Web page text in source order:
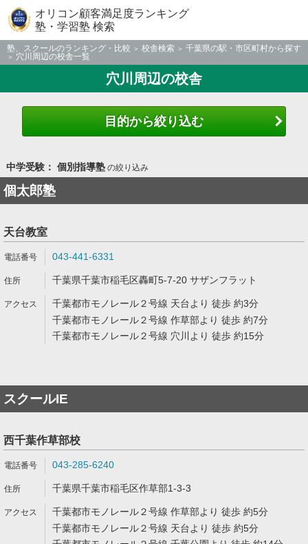
オリコン顧客満足度ランキング
塾・学習塾 検索
塾、スクールのランキング・比較 校舎検索
千葉県の駅・市区町村から探す
穴川周辺の校舎一覧
穴川周辺の校舎
目的から絞り込む
中学受験： 個別指導塾の絞り込み
個太郎塾
天台教室
043-441-6331
千葉県千葉市稲毛区轟町5-7-20 サザンフラット
千葉都市モノレール２号線 天台より 徒歩 約3分
千葉都市モノレール２号線 作草部より 徒歩 約7分
千葉都市モノレール２号線 穴川より 徒歩 約15分
スクールIE
西千葉作草部校
043-285-6240
千葉県千葉市稲毛区作草部1-3-3
千葉都市モノレール２号線 作草部より 徒歩 約5分
千葉都市モノレール２号線 天台より 徒歩 約5分